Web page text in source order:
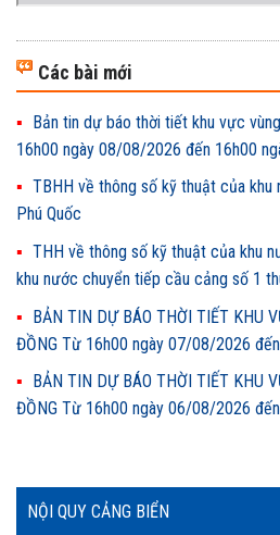
NỘI QUY CẢNG BIỂN
Các bài mới
Bản tin dự báo thời tiết khu vực
16h00 ngày 08/08/2026 đến 16h00
TBHH về thông số kỹ thuật của
Phú Quốc
THH về thông số kỹ thuật của khu
khu nước chuyển tiếp cầu cảng số 1
BẢN TIN DỰ BÁO THỜI TIẾT KHU
ĐỒNG Từ 16h00 ngày 07/08/2026
BẢN TIN DỰ BÁO THỜI TIẾT KHU
ĐỒNG Từ 16h00 ngày 06/08/2026